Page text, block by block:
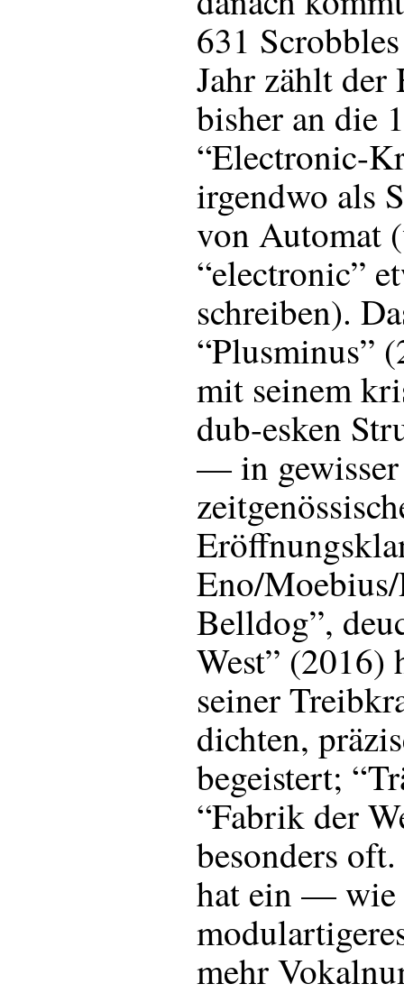
631
Jahr zählt der
bisher an die
“Electronic-
irgendwo als
von Automat
“electronic”
schreiben).
“Plusminus”
mit seinem
dub-esken
— in gewisser
Eno/Moebius/
Belldog”,
West” (2016)
seiner
dichten,
begeistert;
“Fabrik der
besonders
hat ein — wie
mehr